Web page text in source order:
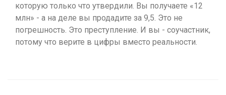
которую только что утвердили. Вы получаете «12
млн» - а на деле вы продадите за 9,5. Это не
погрешность. Это преступление. И вы - соучастник,
потому что верите в цифры вместо реальности.